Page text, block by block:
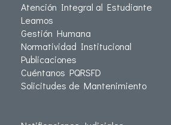
Atención Integral al Estudiante
Leamos
Gestión Humana
Normatividad Institucional
Publicaciones
Cuéntanos PQRSFD
Solicitudes de Mantenimiento